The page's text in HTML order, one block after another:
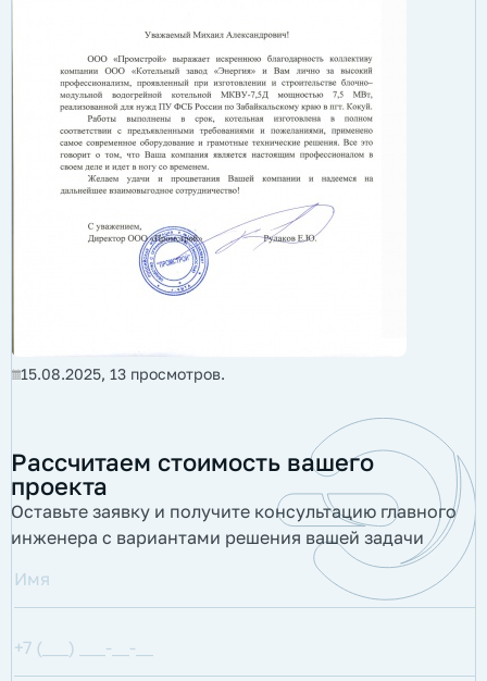
15.08.2025, 13 просмотров.
Рассчитаем стоимость вашего
проекта
Оставьте заявку и получите консультацию главного
инженера с вариантами решения вашей задачи